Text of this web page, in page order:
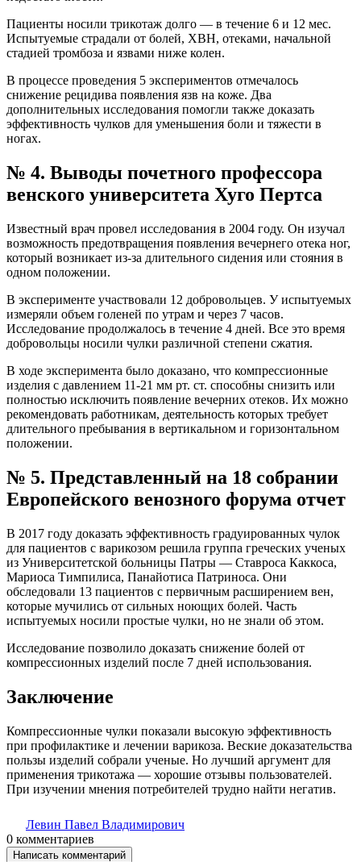
Пациенты носили трикотаж долго — в течение 6 и 12 мес.
Испытуемые страдали от болей, ХВН, отеками, начальной
стадией тромбоза и язвами ниже колен.
В процессе проведения 5 экспериментов отмечалось
снижение рецидива появления язв на коже. Два
дополнительных исследования помогли также доказать
эффективность чулков для уменьшения боли и тяжести в
ногах.
№ 4. Выводы почетного профессора
венского университета Хуго Пертса
Известный врач провел исследования в 2004 году. Он изучал
возможность предотвращения появления вечернего отека ног,
который возникает из-за длительного сидения или стояния в
одном положении.
В эксперименте участвовали 12 добровольцев. У испытуемых
измеряли объем голеней по утрам и через 7 часов.
Исследование продолжалось в течение 4 дней. Все это время
добровольцы носили чулки различной степени сжатия.
В ходе эксперимента было доказано, что компрессионные
изделия с давлением 11-21 мм рт. ст. способны снизить или
полностью исключить появление вечерних отеков. Их можно
рекомендовать работникам, деятельность которых требует
длительного пребывания в вертикальном и горизонтальном
положении.
№ 5. Представленный на 18 собрании
Европейского венозного форума отчет
В 2017 году доказать эффективность градуированных чулок
для пациентов с варикозом решила группа греческих ученых
из Университетской больницы Патры — Ставроса Каккоса,
Мариоса Тимпилиса, Панайотиса Патриноса. Они
обследовали 13 пациентов с первичным расширением вен,
которые мучились от сильных ноющих болей. Часть
испытуемых носили простые чулки, но не знали об этом.
Исследование позволило доказать снижение болей от
компрессионных изделий после 7 дней использования.
Заключение
Компрессионные чулки показали высокую эффективность
при профилактике и лечении варикоза. Веские доказательства
пользы изделий собрали ученые. Но лучший аргумент для
применения трикотажа — хорошие отзывы пользователей.
При изучении мнения потребителей трудно найти негатив.
Левин Павел Владимирович
0 комментариев
Написать комментарий